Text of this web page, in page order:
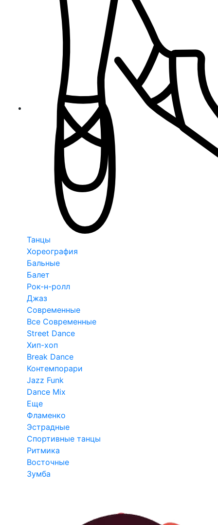
Танцы
Хореография
Бальные
Балет
Рок-н-ролл
Джаз
Современные
Все Современные
Street Dance
Хип-хоп
Break Dance
Контемпорари
Jazz Funk
Dance Mix
Еще
Фламенко
Эстрадные
Спортивные танцы
Ритмика
Восточные
Зумба